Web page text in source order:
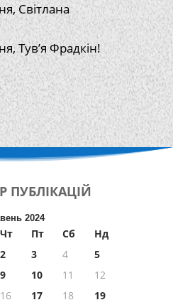
Світлана
Тув’я Фрадкін!
ПУБЛІКАЦІЙ
2024
Чт Пт Сб
Нд
2 3 4
5
9 10 11
12
16 17 18
19